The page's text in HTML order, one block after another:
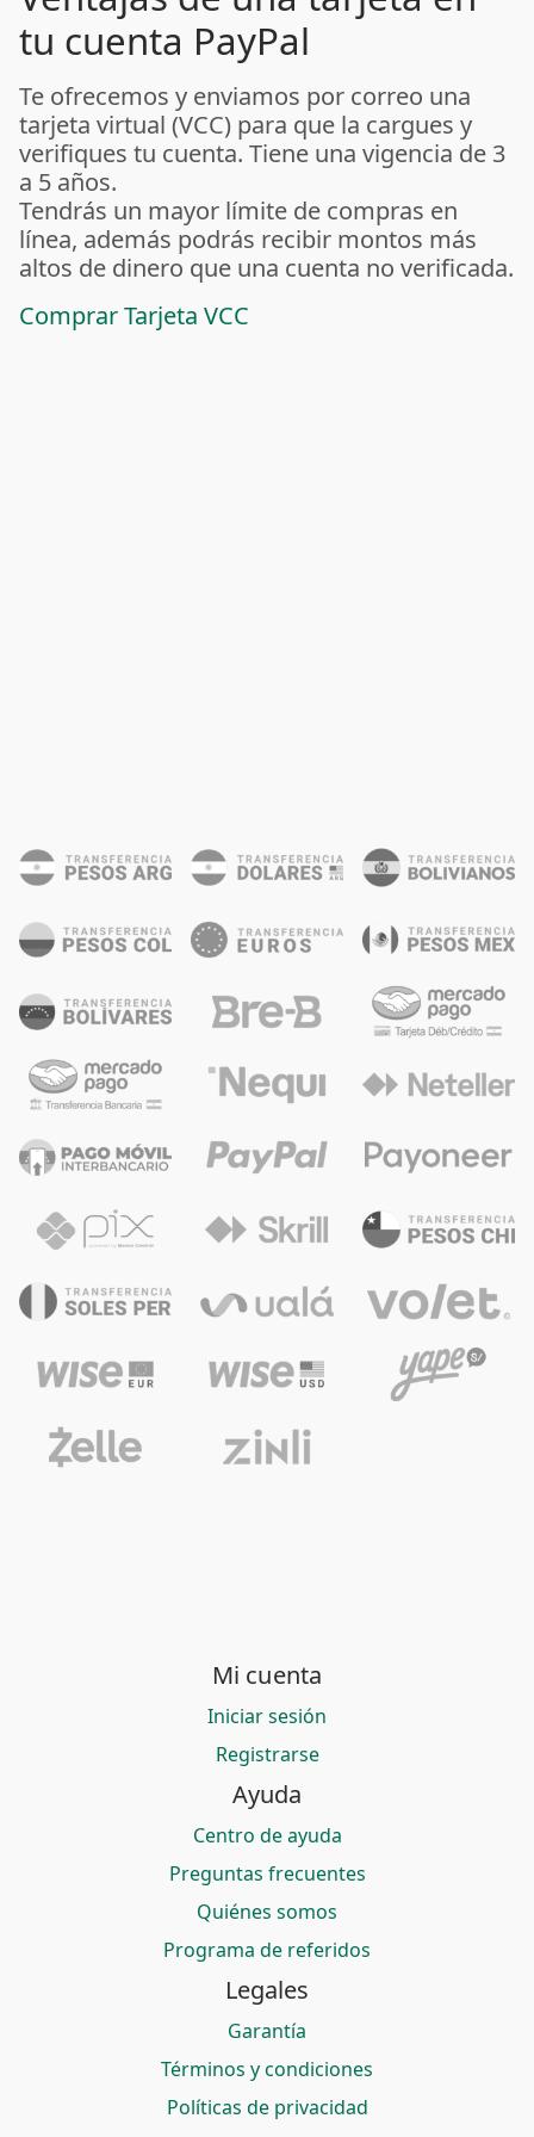
tu cuenta PayPal
Te ofrecemos y enviamos por correo una
tarjeta virtual (VCC) para que la cargues y
verifiques tu cuenta. Tiene una vigencia de 3
a 5 años.
Tendrás un mayor límite de compras en
línea, además podrás recibir montos más
altos de dinero que una cuenta no verificada.
Comprar Tarjeta VCC
Mi cuenta
Iniciar sesión
Registrarse
Ayuda
Centro de ayuda
Preguntas frecuentes
Quiénes somos
Programa de referidos
Legales
Garantía
Términos y condiciones
Políticas de privacidad